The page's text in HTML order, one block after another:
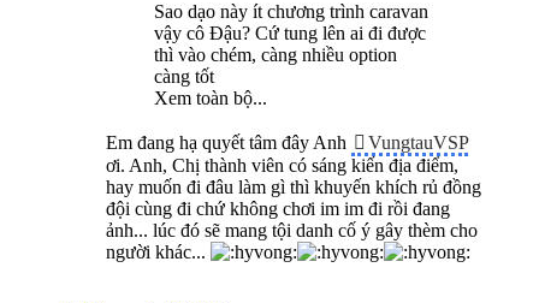
Sao dạo này ít chương trình caravan
vậy cô Đậu? Cứ tung lên ai đi được
thì vào chém, càng nhiều option
càng tốt
Xem toàn bộ...
Em đang hạ quyết tâm đây Anh
VungtauVSP
ơi. Anh, Chị thành viên có sáng kiến địa điểm,
hay muốn đi đâu làm gì thì khuyến khích rủ đồng
đội cùng đi chứ không chơi im im đi rồi đang
ảnh... lúc đó sẽ mang tội danh cố ý gây thèm cho
người khác...